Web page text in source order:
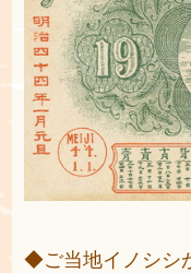
◆ご当地イノシシ